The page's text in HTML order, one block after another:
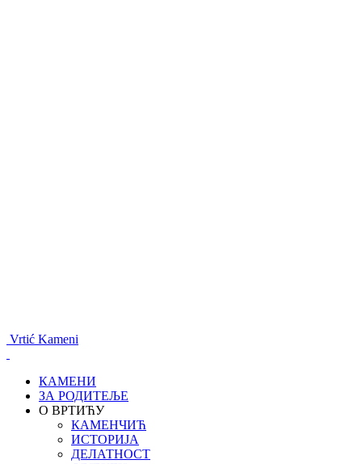
Vrtić Kameni
КАМЕНИ
ЗА РОДИТЕЉЕ
О ВРТИЋУ
КАМЕНЧИЋ
ИСТОРИЈА
ДЕЛАТНОСТ